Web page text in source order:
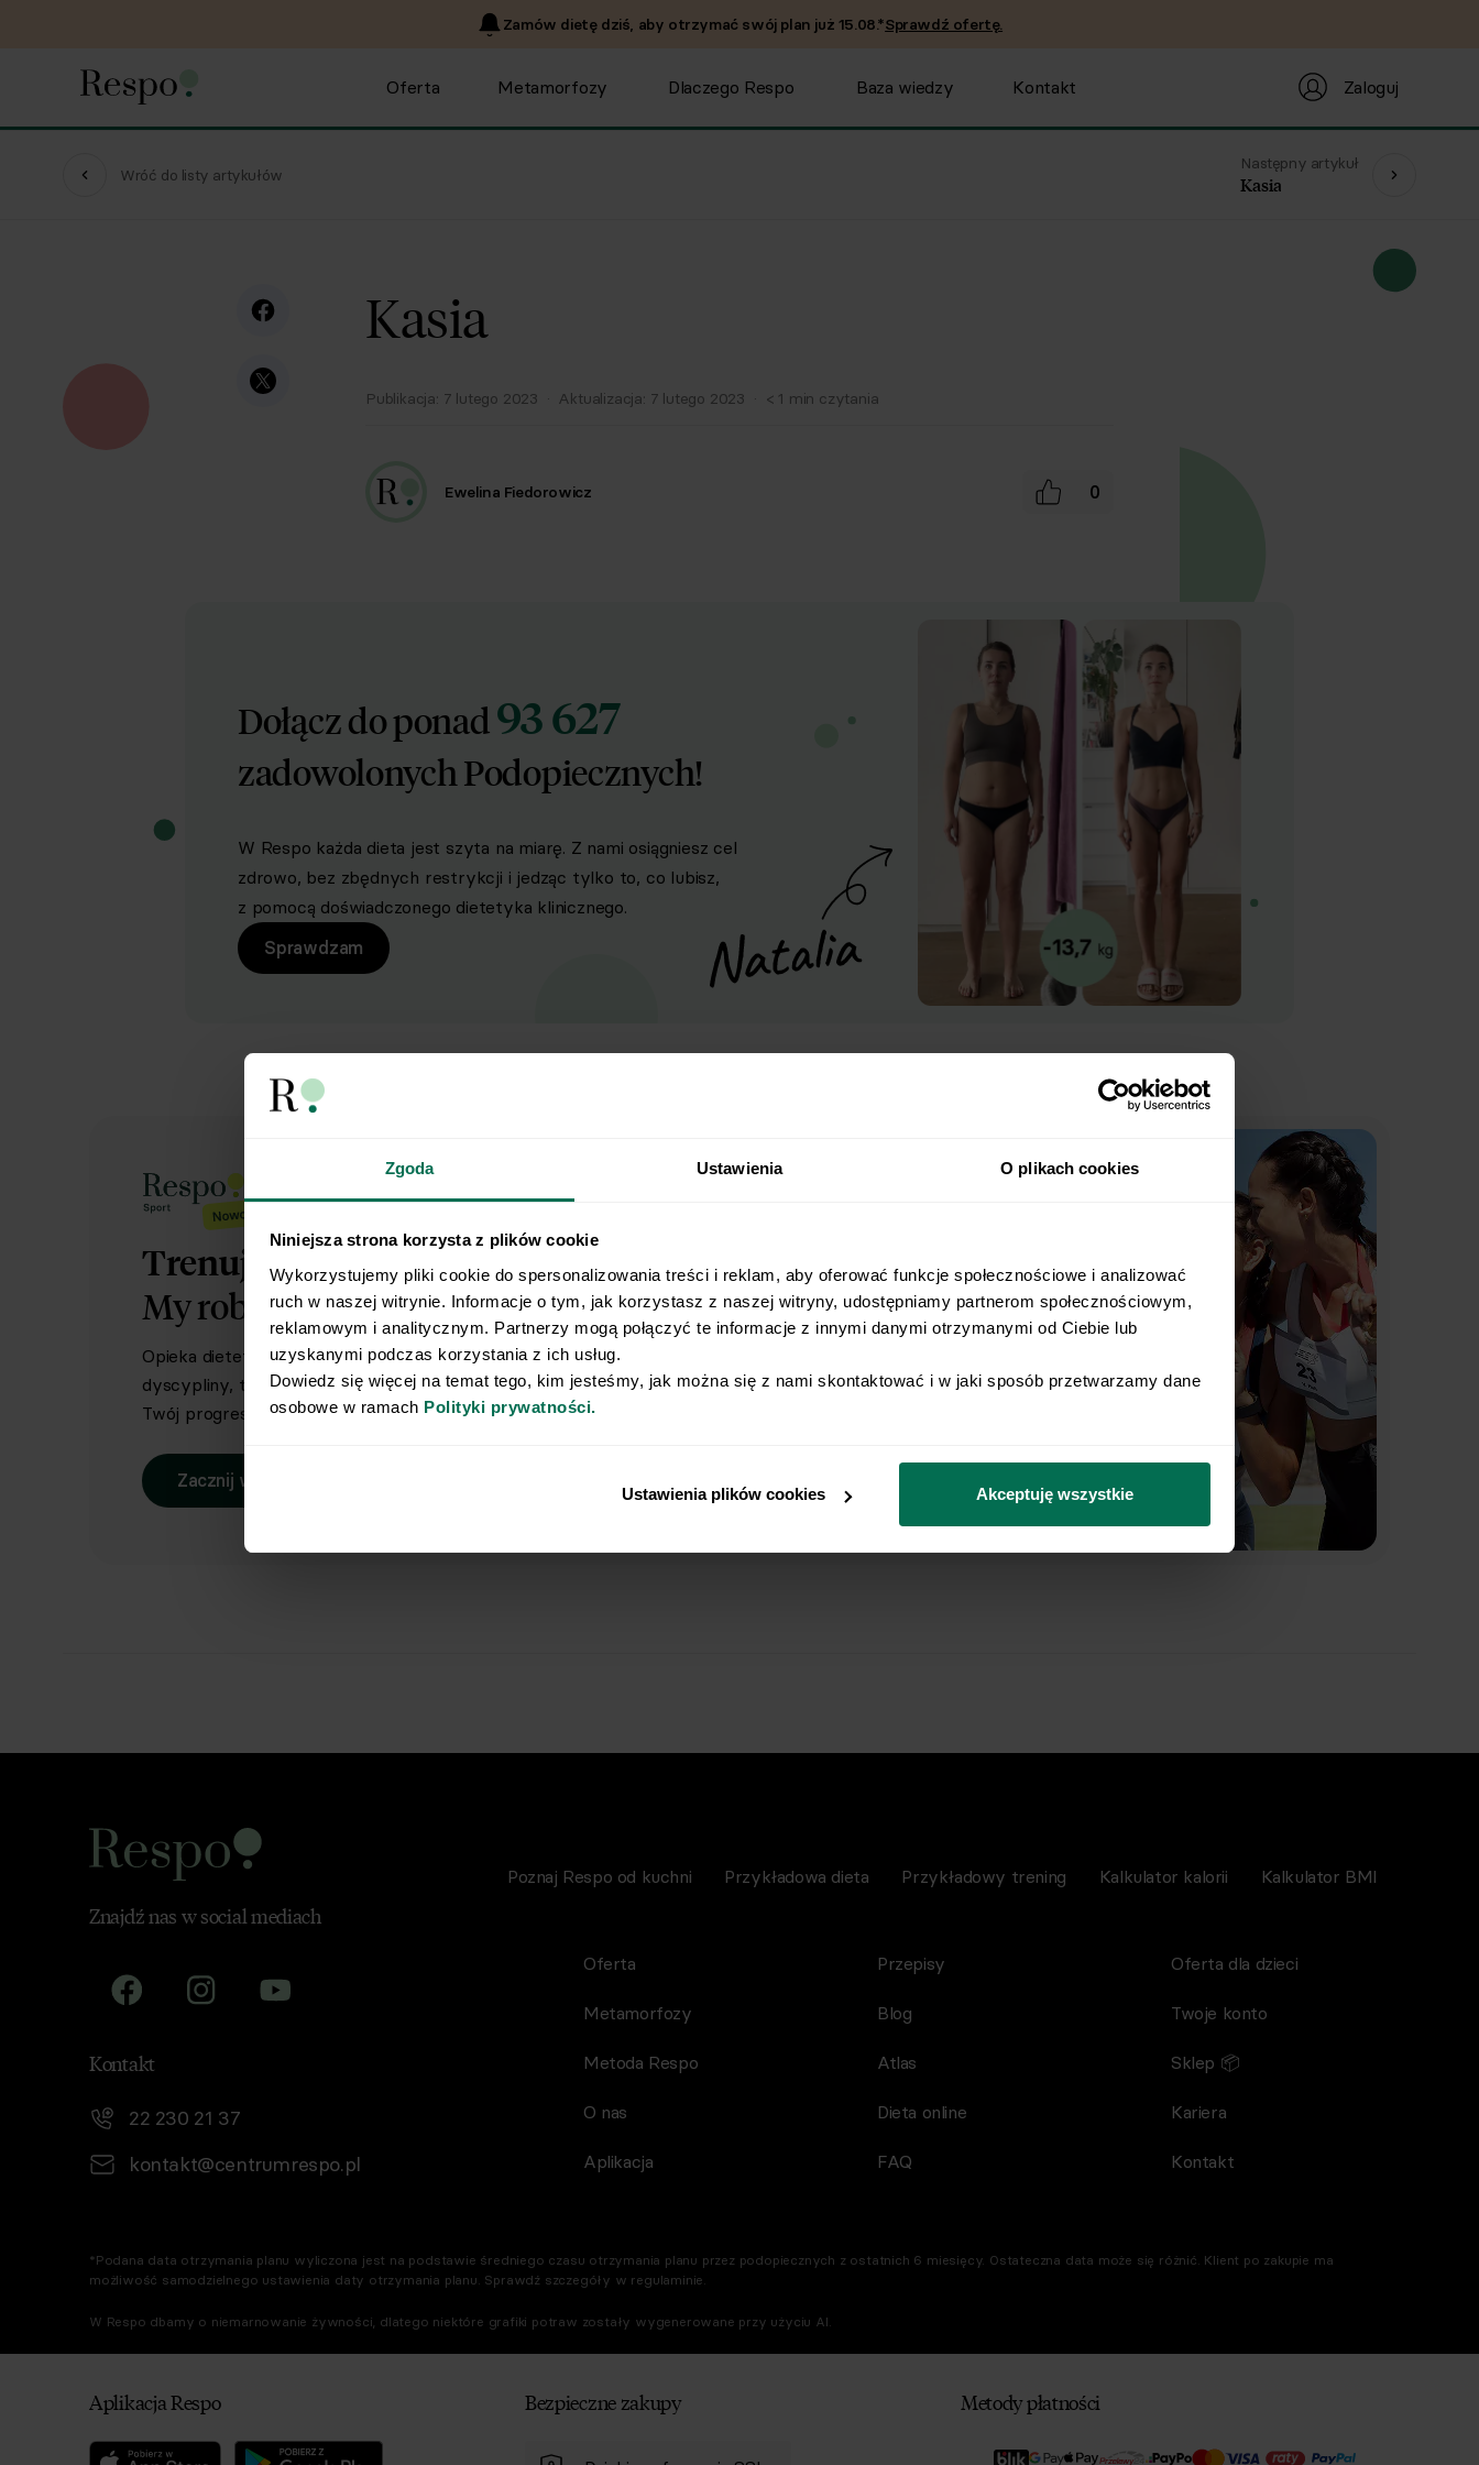
Zgoda Ustawienia O plikach cookies
Niniejsza strona korzysta z plików cookie
Wykorzystujemy pliki cookie do spersonalizowania treści i reklam, aby oferować funkcje społecznościowe i analizować
ruch w naszej witrynie. Informacje o tym, jak korzystasz z naszej witryny, udostępniamy partnerom społecznościowym,
reklamowym i analitycznym. Partnerzy mogą połączyć te informacje z innymi danymi otrzymanymi od Ciebie lub
uzyskanymi podczas korzystania z ich usług.
Dowiedz się więcej na temat tego, kim jesteśmy, jak można się z nami skontaktować i w jaki sposób przetwarzamy dane
osobowe w ramach Polityki prywatności.
Ustawienia plików cookies Akceptuję wszystkie
Zamów dietę dziś, aby otrzymać swój plan już 15.08.*Sprawdź ofertę.
Oferta Metamorfozy Dlaczego Respo Baza wiedzy Kontakt Zaloguj
Wróć do listy artykułów
Następny artykuł
Kasia
Kasia
Publikacja: 7 lutego 2023 · Aktualizacja: 7 lutego 2023 · < 1 min czytania
Ewelina Fiedorowicz 0
Dołącz do ponad93 627
zadowolonych Podopiecznych!
W Respo każda dieta jest szyta na miarę. Z nami osiągniesz cel
zdrowo, bez zbędnych restrykcji i jedząc tylko to, co lubisz,
z pomocą doświadczonego dietetyka klinicznego.
Sprawdzam
Trenujesz regularnie?
My robimy dietę.Ty robisz wynik.
Opieka dietetyka sportowego i indywidualny plan żywieniowy dopasowany do Twojej
dyscypliny, treningów i sportowych celów. Nie pozwól, by źle dobrana dieta ograniczała
Twój progres.
Zacznij współpracę
Poznaj Respo od kuchni Przykładowa dieta Przykładowy trening Kalkulator kalorii Kalkulator BMI
Znajdź nas w social mediach
Kontakt
22 230 21 37
kontakt@centrumrespo.pl
Oferta
Metamorfozy
Metoda Respo
O nas
Aplikacja
Przepisy
Blog
Atlas
Dieta online
FAQ
Oferta dla dzieci
Twoje konto
Sklep 📦
Kariera
Kontakt
*Podana data otrzymania planu wyliczona jest na podstawie średniego czasu otrzymania planu przez podopiecznych z ostatnich 6 miesięcy. Ostateczna data może się różnić. Klient po zakupie ma
możliwość samodzielnego ustawienia daty otrzymania planu. Sprawdź szczegóły w regulaminie.
W Respo dbamy o niemarnowanie żywności, dlatego niektóre grafiki potraw zostały wygenerowane przy użyciu AI.
Aplikacja Respo Bezpieczne zakupy Metody płatności